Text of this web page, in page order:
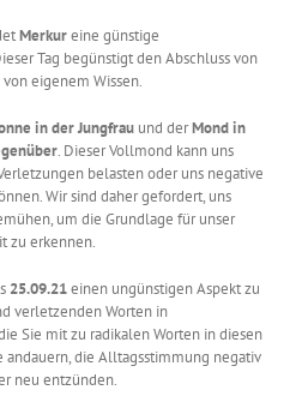
Merkureine günstige
Tag begünstigt den Abschluss von
eigenem Wissen.
in der Jungfrau und derMond in
. Dieser Vollmond kann uns
belasten oder uns negative
Wir sind daher gefordert, uns
um die Grundlage für unser
zu erkennen.
25.09.21einen ungünstigen Aspekt zu
verletzenden Worten in
Sie mit zu radikalen Worten in diesen
andauern, die Alltagsstimmung negativ
neu entzünden.